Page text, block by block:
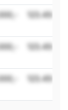
123.456 km
123.456 km
123.456 km